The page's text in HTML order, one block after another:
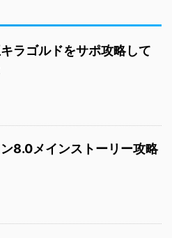
ラゴルドをサポ攻略して
8.0メインストーリー攻略